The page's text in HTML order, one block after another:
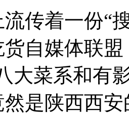
流传着一份“
自媒体联
大菜系和有
是陕西西